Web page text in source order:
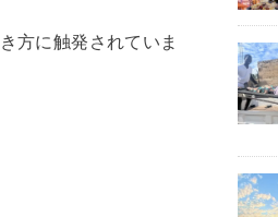
方に触発されていま